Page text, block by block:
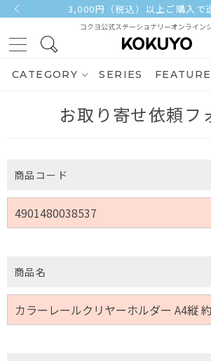
3,000円（税込）以上ご購入で
コクヨ公式ステーショナリーオンライン
CATEGORY SERIES FEATURE
お取り寄せ依頼フ
商品コード
商品名